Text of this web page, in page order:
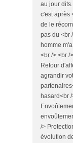
au jour
c'est après
de le
pas du <br
homme
<br /> <br /
Retour
agrandir
hasard<br
/>
évolution